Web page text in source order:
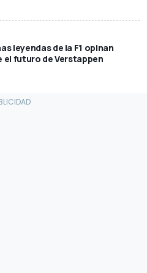
leyendas de la F1 opinan
el futuro de Verstappen